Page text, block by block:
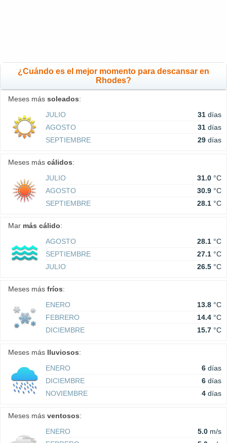
¿Cuándo es el mejor momento para descansar en
Rhodes?
Meses más soleados:
JULIO
31 días
AGOSTO
31 días
SEPTIEMBRE
29 días
Meses más cálidos:
JULIO
31.0 °C
AGOSTO
30.9 °C
SEPTIEMBRE
28.1 °C
Mar más cálido:
AGOSTO
28.1 °C
SEPTIEMBRE
27.1 °C
JULIO
26.5 °C
Meses más fríos:
ENERO
13.8 °C
FEBRERO
14.4 °C
DICIEMBRE
15.7 °C
Meses más lluviosos:
ENERO
6 días
DICIEMBRE
6 días
NOVIEMBRE
4 días
Meses más ventosos:
ENERO
5.0 m/s